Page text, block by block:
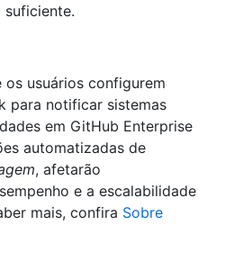
suficiente.
os usuários configurem
para notificar sistemas
em GitHub Enterprise
automatizadas de
, afetarão
e a escalabilidade
mais, confira Sobre